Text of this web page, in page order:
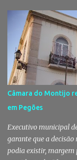
das autoridades
Setúbal. Droga,
jovem de 16 anos foi
suspeitas da prática
localidade de Pinhal
Territorial de Setúbal
Pinhal Novo, no
especialmente
de droga. Segundo a
vários indivíduos"
Câmara do Montijo
em Pegões
Executivo municipal
garante que a
podia existir, margem